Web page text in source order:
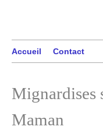
Accueil Contact
Mignardises
Maman